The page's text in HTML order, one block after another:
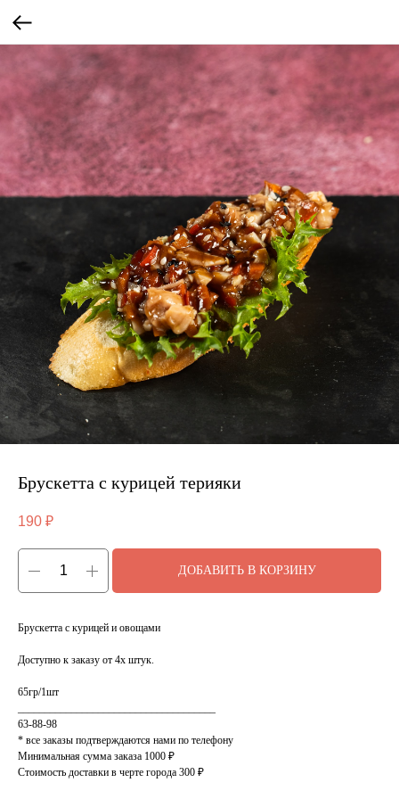
Брускетта с курицей терияки
190 ₽
ДОБАВИТЬ В КОРЗИНУ
Брускетта с курицей и овощами
Доступно к заказу от 4х штук.
65гр/1шт
63-88-98
* все заказы подтверждаются нами по телефону
Минимальная сумма заказа 1000 ₽
Стоимость доставки в черте города 300 ₽